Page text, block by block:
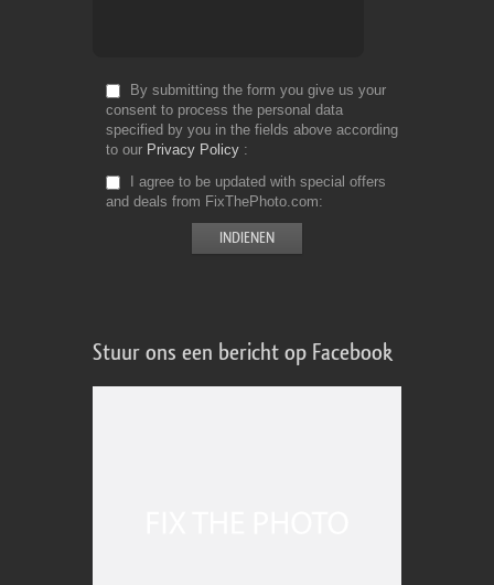
By submitting the form you give us your
consent to process the personal data
specified by you in the fields above according
to our Privacy Policy
I agree to be updated with special offers
and deals from FixThePhoto.com
Stuur ons een bericht op Facebook